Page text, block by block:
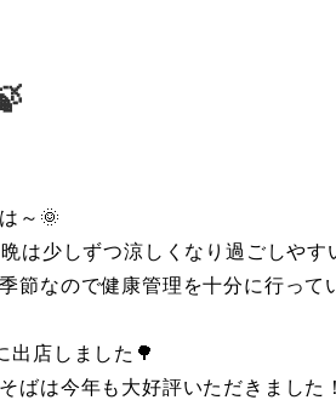
～🌞
は少しずつ涼しくなり過ごしや
節なので健康管理を十分に行って
出店しました🌳
ばは今年も大好評いただきました！